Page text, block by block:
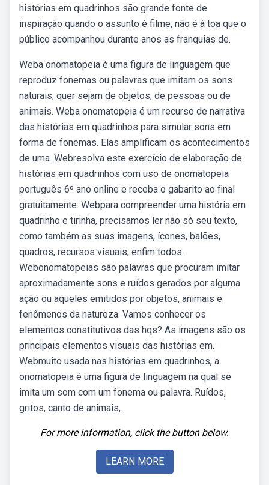
histórias em quadrinhos são grande fonte de
inspiração quando o assunto é filme, não é à toa que o
público acompanhou durante anos as franquias de.
Weba onomatopeia é uma figura de linguagem que
reproduz fonemas ou palavras que imitam os sons
naturais, quer sejam de objetos, de pessoas ou de
animais. Weba onomatopeia é um recurso de narrativa
das histórias em quadrinhos para simular sons em
forma de fonemas. Elas amplificam os acontecimentos
de uma. Webresolva este exercício de elaboração de
histórias em quadrinhos com uso de onomatopeia
português 6º ano online e receba o gabarito ao final
gratuitamente. Webpara compreender uma história em
quadrinho e tirinha, precisamos ler não só seu texto,
como também as suas imagens, ícones, balões,
quadros, recursos visuais, enfim todos.
Webonomatopeias são palavras que procuram imitar
aproximadamente sons e ruídos gerados por alguma
ação ou aqueles emitidos por objetos, animais e
fenômenos da natureza. Vamos conhecer os
elementos constitutivos das hqs? As imagens são os
principais elementos visuais das histórias em.
Webmuito usada nas histórias em quadrinhos, a
onomatopeia é uma figura de linguagem na qual se
imita um som com um fonema ou palavra. Ruídos,
gritos, canto de animais,.
For more information, click the button below.
LEARN MORE